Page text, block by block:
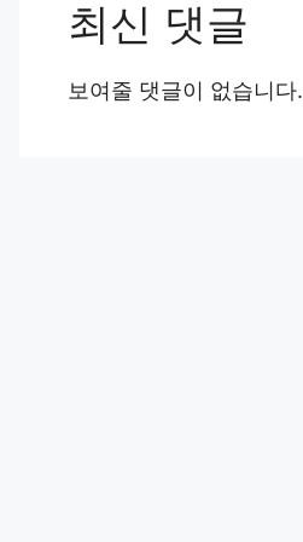
최신 댓글
보여줄 댓글이 없습니다.